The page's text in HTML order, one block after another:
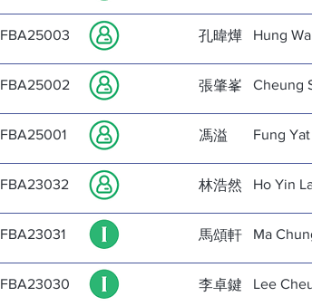
FBA25003 孔暐燁 Hung
FBA25002 張肇峯 Cheung
FBA25001 馮溢 Fung Yat
FBA23032 林浩然 Ho Yin
FBA23031 馬頌軒 Ma
FBA23030 李卓鍵 Lee